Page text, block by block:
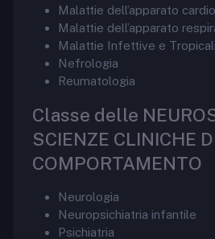
Malattie dell’apparato
Malattie dell’apparato
Malattie Infettive e Tropicali
Nefrologia
Reumatologia
Classe delle
SCIENZE CLINICHE
COMPORTAMENTO
Neurologia
Neuropsichiatria infantile
Psichiatria